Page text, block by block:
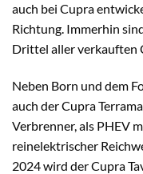
auch bei Cupra
Richtung. Immerhin
Drittel aller verkauften
Neben Born und dem
auch der Cupra
Verbrenner, als PHEV
reinelektrischer
2024 wird der Cupra